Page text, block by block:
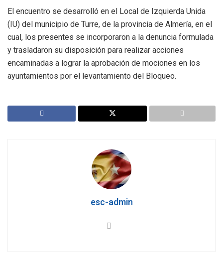
El encuentro se desarrolló en el Local de Izquierda Unida
(IU) del municipio de Turre, de la provincia de Almería, en el
cual, los presentes se incorporaron a la denuncia formulada
y trasladaron su disposición para realizar acciones
encaminadas a lograr la aprobación de mociones en los
ayuntamientos por el levantamiento del Bloqueo.
esc-admin